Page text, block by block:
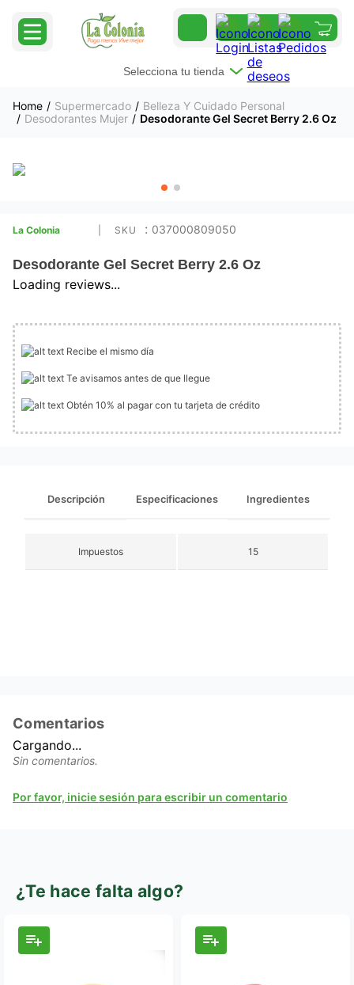
Selecciona tu tienda
Supermercado
Belleza Y Cuidado Personal
Desodorantes Mujer
Desodorante Gel Secret Berry 2.6 Oz
La Colonia : 037000809050
Desodorante Gel Secret Berry 2.6 Oz
Loading reviews...
Recibe el mismo día
Te avisamos antes de que llegue
Obtén 10% al pagar con tu tarjeta de crédito
Descripción Especificaciones Ingredientes
Impuestos 15
Comentarios
Cargando...
Por favor, inicie sesión para escribir un comentario
Sin comentarios.
¿Te hace falta algo?